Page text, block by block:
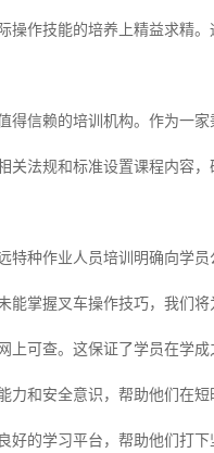
作技能的培养上精益求精
信赖的培训机构。作为一
关法规和标准设置课程内容
种作业人员培训明确向学
掌握叉车操作技巧，我们
可查。这保证了学员在学
和安全意识，帮助他们在
的学习平台，帮助他们打下